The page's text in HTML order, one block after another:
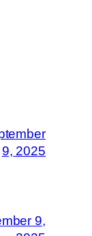
9, 2025
9,